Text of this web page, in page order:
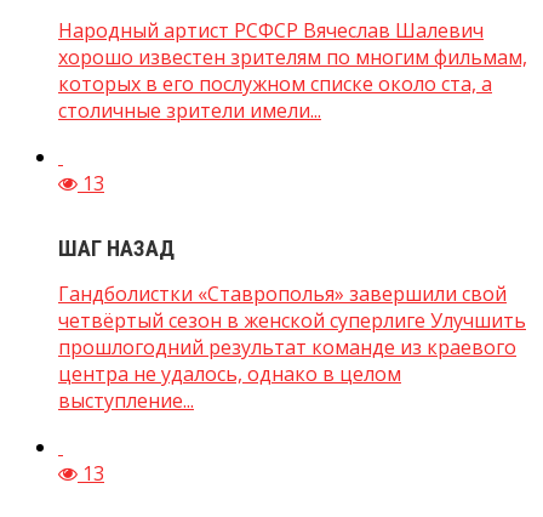
Народный артист РСФСР Вячеслав Шалевич
хорошо известен зрителям по многим фильмам,
которых в его послужном списке около ста, а
столичные зрители имели...
13
ШАГ НАЗАД
Гандболистки «Ставрополья» завершили свой
четвёртый сезон в женской суперлиге Улучшить
прошлогодний результат команде из краевого
центра не удалось, однако в целом
выступление...
13